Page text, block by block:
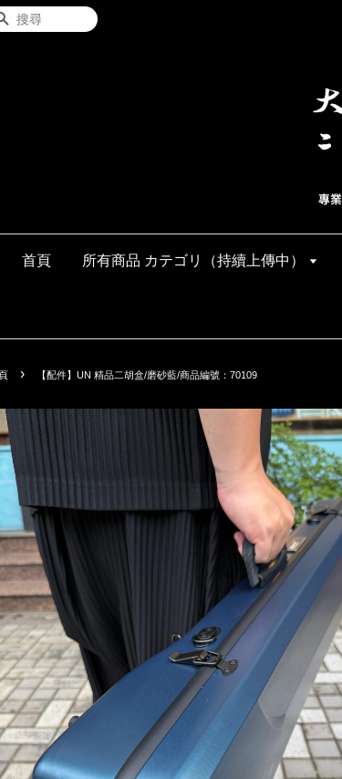
搜尋
首頁 所有商品 カテゴリ（持續上傳中）
› 【配件】UN 精品二胡盒/磨砂藍/商品編號：70109